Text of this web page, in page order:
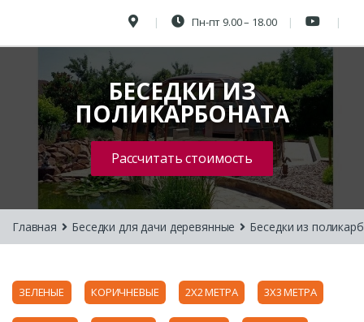
Пн-пт 9.00 – 18.00
БЕСЕДКИ ИЗ
ПОЛИКАРБОНАТА
Рассчитать стоимость
Главная Беседки для дачи деревянные Беседки из
ЗЕЛЕНЫЕ КОРИЧНЕВЫЕ 2Х2 МЕТРА 3Х3 МЕТРА